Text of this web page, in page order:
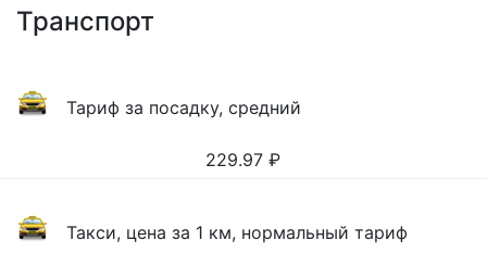
Транспорт
Тариф за посадку, средний
229.97 ₽
Такси, цена за 1 км, нормальный тариф